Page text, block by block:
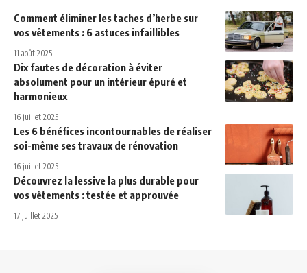
Comment éliminer les taches d’herbe sur
vos vêtements : 6 astuces infaillibles
11 août 2025
Dix fautes de décoration à éviter
absolument pour un intérieur épuré et
harmonieux
16 juillet 2025
Les 6 bénéfices incontournables de réaliser
soi-même ses travaux de rénovation
16 juillet 2025
Découvrez la lessive la plus durable pour
vos vêtements : testée et approuvée
17 juillet 2025